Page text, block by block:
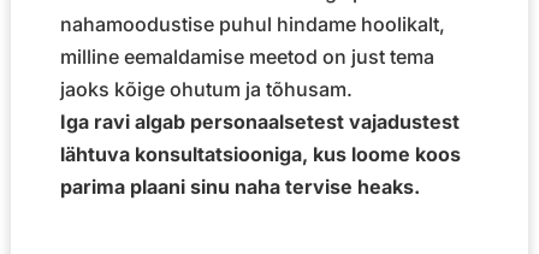
nahamoodustise puhul hindame hoolikalt,
milline eemaldamise meetod on just tema
jaoks kõige ohutum ja tõhusam.
Iga ravi algab personaalsetest vajadustest
lähtuva konsultatsiooniga, kus loome koos
parima plaani sinu naha tervise heaks.